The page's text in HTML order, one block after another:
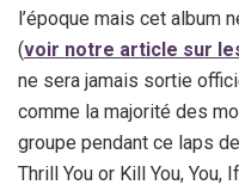
l’époque mais cet album
(voir notre article sur
ne sera jamais sortie
comme la majorité des
groupe pendant ce laps
Thrill You or Kill You, You,